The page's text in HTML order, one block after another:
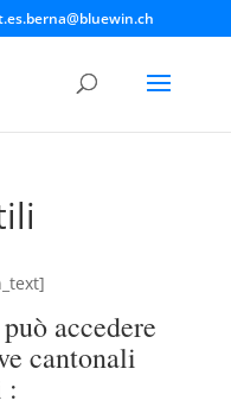
accedere
cantonali
: